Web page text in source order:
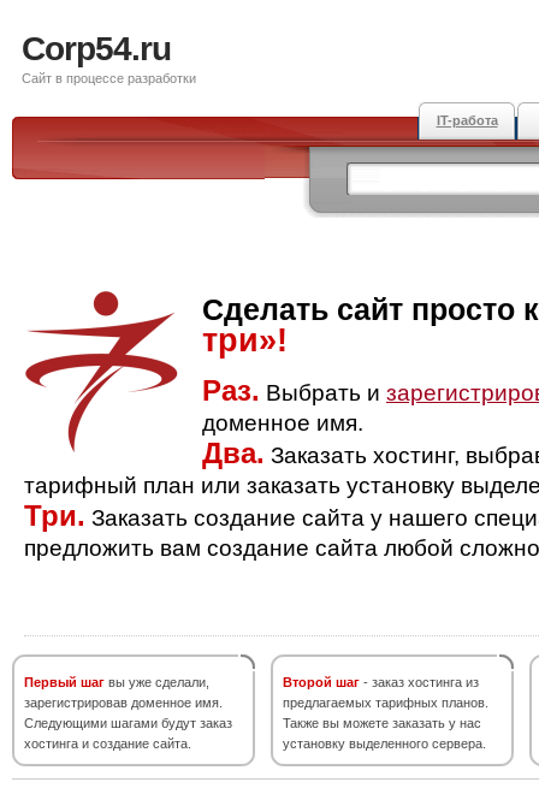
Corp54.ru
Сайт в процессе разработки
IT-работа
Сделать сайт просто
три»!
Раз. Выбрать и
доменное имя.
Два. Заказать хостинг,
тарифный план или заказать установку
Три. Заказать создание сайта у нашего
предложить вам создание сайта любой
Первый шаг вы уже сделали,
зарегистрировав доменное имя.
Следующими шагами будут заказ
хостинга и создание сайта.
Второй шаг - заказ хостинга из
предлагаемых тарифных планов.
Также вы можете заказать у нас
установку выделенного сервера.